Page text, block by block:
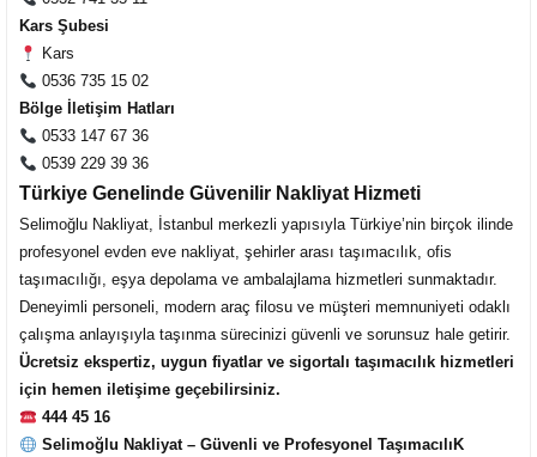
Kars Şubesi
Kars
0536 735 15 02
Bölge İletişim Hatları
0533 147 67 36
0539 229 39 36
Türkiye Genelinde Güvenilir Nakliyat Hizmeti
Selimoğlu Nakliyat, İstanbul merkezli yapısıyla Türkiye’nin birçok ilinde
profesyonel evden eve nakliyat, şehirler arası taşımacılık, ofis
taşımacılığı, eşya depolama ve ambalajlama hizmetleri sunmaktadır.
Deneyimli personeli, modern araç filosu ve müşteri memnuniyeti odaklı
çalışma anlayışıyla taşınma sürecinizi güvenli ve sorunsuz hale getirir.
Ücretsiz ekspertiz, uygun fiyatlar ve sigortalı taşımacılık hizmetleri
için hemen iletişime geçebilirsiniz.
444 45 16
Selimoğlu Nakliyat – Güvenli ve Profesyonel TaşımacılıK